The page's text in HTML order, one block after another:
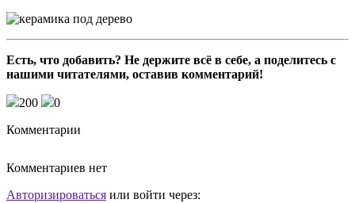
Есть, что добавить? Не держите всё в себе, а поделитесь с
нашими читателями, оставив комментарий!
200
0
Комментарии
Комментариев нет
Авторизироваться или войти через: